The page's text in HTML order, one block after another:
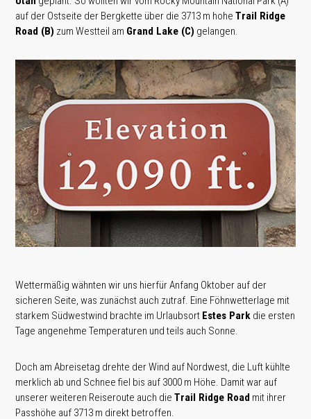
auf der Ostseite der Bergkette über die 3713 m hoheTrail Ridge
Road (B) zum Westteil am Grand Lake (C) gelangen.
Wettermäßig wähnten wir uns hierfür Anfang Oktober auf der
sicheren Seite, was zunächst auch zutraf. Eine Föhnwetterlage mit
starkem Südwestwind brachte im Urlaubsort Estes Park die ersten
Tage angenehme Temperaturen und teils auch Sonne.
Doch am Abreisetag drehte der Wind auf Nordwest, die Luft kühlte
merklich ab und Schnee fiel bis auf 3000 m Höhe. Damit war auf
unserer weiteren Reiseroute auch dieTrail Ridge Road mit ihrer
Passhöhe auf 3713 m direkt betroffen.